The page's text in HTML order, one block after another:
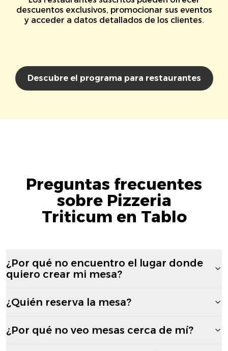
descuentos exclusivos, promocionar sus eventos
y acceder a datos detallados de los clientes.
Descubre el programa para restaurantes
Preguntas frecuentes
sobre Pizzeria
Triticum en Tablo
¿Por qué no encuentro el lugar donde
quiero crear mi mesa?
¿Quién reserva la mesa?
¿Por qué no veo mesas cerca de mí?